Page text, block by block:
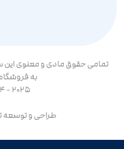
تمامی حقوق مادی و معنوی
به
- 2025
طراحی و